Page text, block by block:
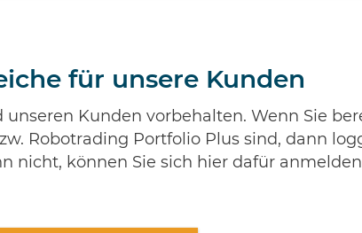
für unsere Kunden
Kunden vorbehalten. Wenn Sie
Robotrading Portfolio Plus sind, dann
nicht, können Sie sich hier dafür